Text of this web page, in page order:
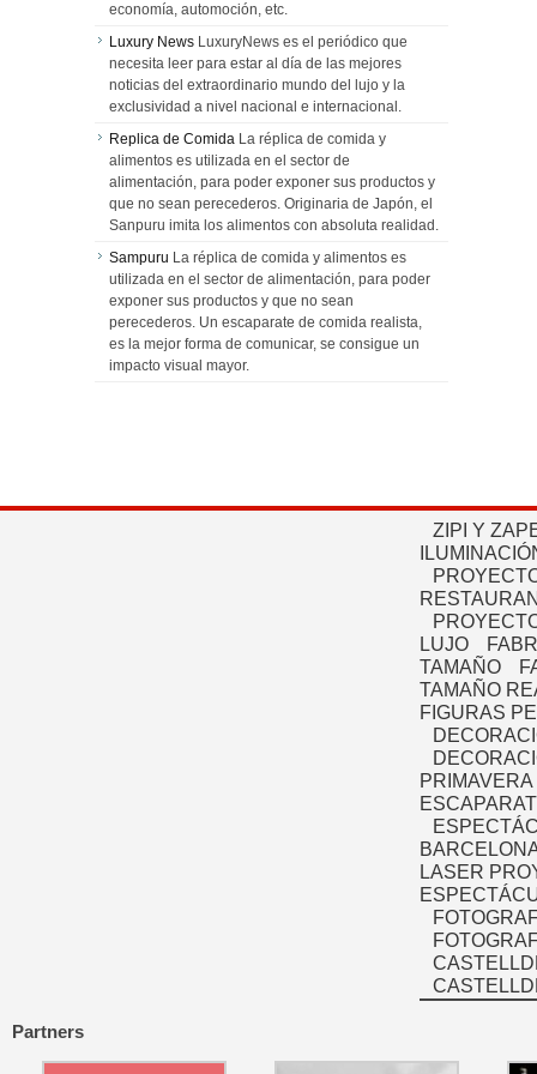
economía, automoción, etc.
Luxury News LuxuryNews es el periódico que
necesita leer para estar al día de las mejores
noticias del extraordinario mundo del lujo y la
exclusividad a nivel nacional e internacional.
Replica de Comida La réplica de comida y
alimentos es utilizada en el sector de
alimentación, para poder exponer sus productos y
que no sean perecederos. Originaria de Japón, el
Sanpuru imita los alimentos con absoluta realidad.
Sampuru La réplica de comida y alimentos es
utilizada en el sector de alimentación, para poder
exponer sus productos y que no sean
perecederos. Un escaparate de comida realista,
es la mejor forma de comunicar, se consigue un
impacto visual mayor.
ZIPI Y
LUJO
TAMAÑO
TAMAÑO
FIGURAS
PRIMAVERA
LASER
Partners